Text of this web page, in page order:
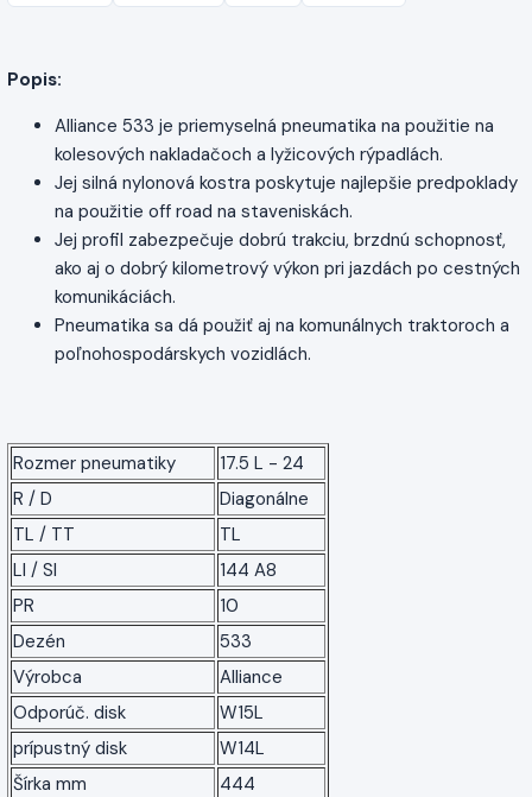
Popis:
Alliance 533 je priemyselná pneumatika na použitie na
kolesových nakladačoch a lyžicových rýpadlách.
Jej silná nylonová kostra poskytuje najlepšie predpoklady
na použitie off road na staveniskách.
Jej profil zabezpečuje dobrú trakciu, brzdnú schopnosť,
ako aj o dobrý kilometrový výkon pri jazdách po cestných
komunikáciách.
Pneumatika sa dá použiť aj na komunálnych traktoroch a
poľnohospodárskych vozidlách.
Rozmer pneumatiky
17.5 L - 24
R / D
Diagonálne
TL / TT
TL
LI / SI
144 A8
PR
10
Dezén
533
Výrobca
Alliance
Odporúč. disk
W15L
prípustný disk
W14L
Šírka mm
444